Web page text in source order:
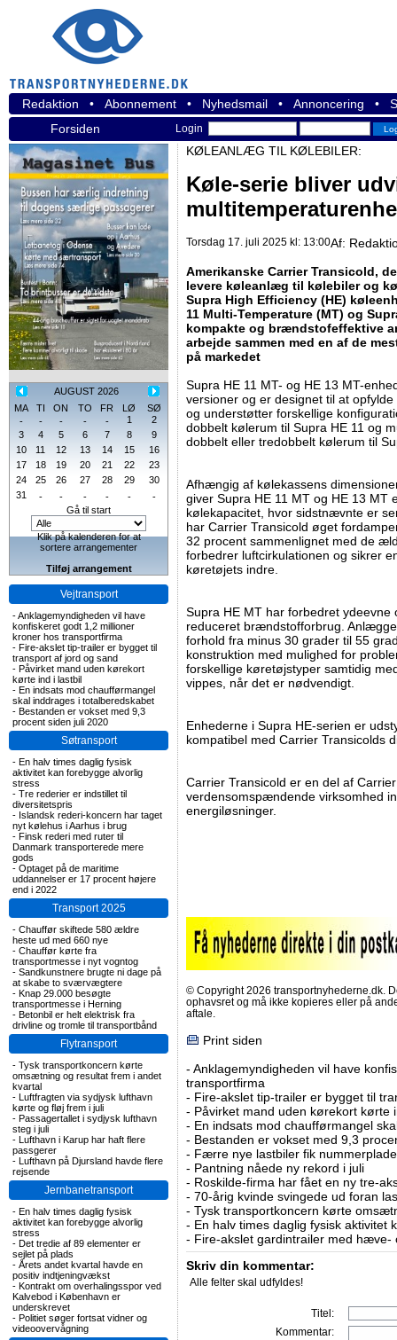
Redaktion • Abonnement • Nyhedsmail • Annoncering •
Forsiden
Login
AUGUST 2026
MA
TI ON TO FR LØ
SØ
-
- - - - 1
2
3
4 5 6 7 8
9
10
11 12 13 14 15
16
17
18 19 20 21 22
23
24
25 26 27 28 29
30
31
- - - - -
-
Gå til start
Klik på kalenderen for at
sortere arrangementer
Tilføj arrangement
Vejtransport
-Anklagemyndigheden vil have
konfiskeret godt 1,2 millioner
kroner hos transportfirma
- Fire-akslet tip-trailer er bygget til
transport af jord og sand
- Påvirket mand uden kørekort
kørte ind i lastbil
- En indsats mod chaufførmangel
skal inddrages i totalberedskabet
- Bestanden er vokset med 9,3
procent siden juli 2020
Søtransport
- En halv times daglig fysisk
aktivitet kan forebygge alvorlig
stress
- Tre rederier er indstillet til
diversitetspris
- Islandsk rederi-koncern har taget
nyt kølehus i Aarhus i brug
- Finsk rederi med ruter til
Danmark transporterede mere
gods
- Optaget på de maritime
uddannelser er 17 procent højere
end i 2022
Transport 2025
- Chauffør skiftede 580 ældre
heste ud med 660 nye
- Chauffør kørte fra
transportmesse i nyt vogntog
- Sandkunstnere brugte ni dage på
at skabe to sværvægtere
- Knap 29.000 besøgte
transportmesse i Herning
- Betonbil er helt elektrisk fra
drivline og tromle til transportbånd
Flytransport
- Tysk transportkoncern kørte
omsætning og resultat frem i andet
kvartal
- Luftfragten via sydjysk lufthavn
kørte og fløj frem i juli
- Passagertallet i sydjysk lufthavn
steg i juli
- Lufthavn i Karup har haft flere
passgerer
- Lufthavn på Djursland havde flere
rejsende
Jernbanetransport
- En halv times daglig fysisk
aktivitet kan forebygge alvorlig
stress
- Det tredie af 89 elementer er
sejlet på plads
- Årets andet kvartal havde en
positiv indtjeningvækst
- Kontrakt om overhalingsspor ved
Kalvebod i København er
underskrevet
- Politiet søger fortsat vidner og
videoovervågning
KØLEANLÆG TIL KØLEBILER:
Køle-serie bliver
Torsdag 17. juli 2025 kl: 13:00Af:
Amerikanske Carrier Transicold,
levere køleanlæg til kølebiler og
Supra High Efficiency (HE)
11 Multi-Temperature (MT) og
kompakte og brændstofeffektive
arbejde sammen med en af de
på markedet
Supra HE 11 MT- og HE 13 MT-
versioner og er designet til at
og understøtter forskellige
dobbelt kølerum til Supra HE 11 og
dobbelt eller tredobbelt kølerum til
Afhængig af kølekassens
giver Supra HE 11 MT og HE 13 MT
kølekapacitet, hvor sidstnævnte er
har Carrier Transicold øget
32 procent sammenlignet med de
forbedrer luftcirkulationen og sikrer
køretøjets indre.
Supra HE MT har forbedret
reduceret brændstofforbrug.
forhold fra minus 30 grader til 55
konstruktion med mulighed for
forskellige køretøjstyper samtidig
vippes, når det er nødvendigt.
Enhederne i Supra HE-serien er
kompatibel med Carrier Transicolds
Carrier Transicold er en del af
verdensomspændende virksomhed
energiløsninger.
© Copyright 2026 transportnyhederne.dk.
ophavsret og må ikke kopieres eller på
aftale.
Print siden
- Anklagemyndigheden vil have
transportfirma
- Fire-akslet tip-trailer er bygget til
- Påvirket mand uden kørekort kørte
- En indsats mod chaufførmangel
- Bestanden er vokset med 9,3
- Færre nye lastbiler fik
- Pantning nåede ny rekord i juli
- Roskilde-firma har fået en ny tre-
- 70-årig kvinde svingede ud foran
- Tysk transportkoncern kørte
- En halv times daglig fysisk aktivitet
- Fire-akslet gardintrailer med hæve-
Skriv din kommentar:
Alle felter skal udfyldes!
Titel:
Kommentar: